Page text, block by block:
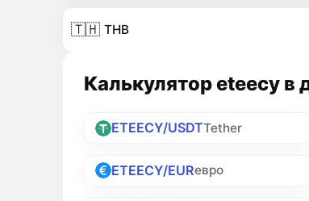
🇹🇭 THB
Калькулятор eteecy в
ETEECY/USDTTether
ETEECY/EURевро